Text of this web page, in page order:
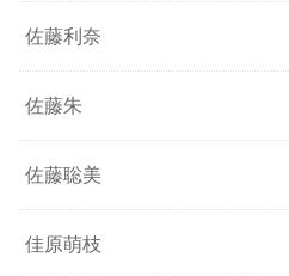
佐藤利奈
佐藤朱
佐藤聡美
佳原萌枝